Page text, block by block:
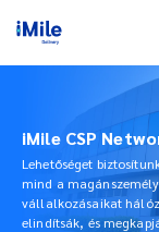
iMile CSP
Lehetőséget
mind a
vállalkozásaikat
elindítsák, és